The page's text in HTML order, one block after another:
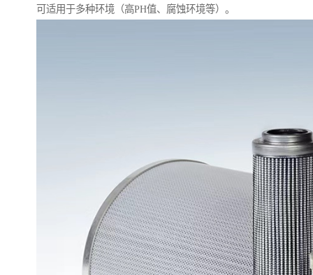
可适用于多种环境（高PH值、腐蚀环境等）。